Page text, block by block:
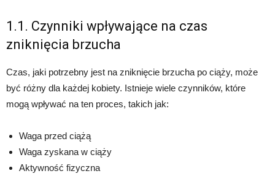
1.1. Czynniki wpływające na czas
zniknięcia brzucha
Czas, jaki potrzebny jest na zniknięcie brzucha po ciąży, może
być różny dla każdej kobiety. Istnieje wiele czynników, które
mogą wpływać na ten proces, takich jak:
Waga przed ciążą
Waga zyskana w ciąży
Aktywność fizyczna